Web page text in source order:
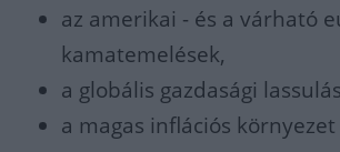
az amerikai - és a várható
kamatemelések,
a globális gazdasági
a magas inflációs környezet